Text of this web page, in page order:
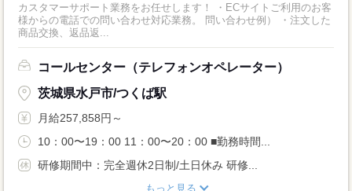
カスタマーサポート業務をお任せします！ ・ECサイトご利用のお客
様からの電話での問い合わせ対応業務。 問い合わせ例） ・注文した
商品交換、返品返...
コールセンター（テレフォンオペレーター）
茨城県水戸市/つくば駅
月給257,858円～
10：00〜19：00 11：00〜20：00 ■勤務時間...
研修期間中：完全週休2日制/土日休み 研修...
もっと見る